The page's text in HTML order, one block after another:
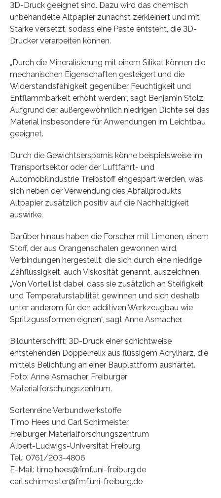
3D-Druck geeignet sind. Dazu wird das chemisch
unbehandelte Altpapier zunächst zerkleinert und mit
Stärke versetzt, sodass eine Paste entsteht, die 3D-
Drucker verarbeiten können.
„Durch die Mineralisierung mit einem Silikat können die
mechanischen Eigenschaften gesteigert und die
Widerstandsfähigkeit gegenüber Feuchtigkeit und
Entflammbarkeit erhöht werden“, sagt Benjamin Stolz.
Aufgrund der außergewöhnlich niedrigen Dichte sei das
Material insbesondere für Anwendungen im Leichtbau
geeignet.
Durch die Gewichtsersparnis könne beispielsweise im
Transportsektor oder der Luftfahrt- und
Automobilindustrie Treibstoff eingespart werden, was
sich neben der Verwendung des Abfallprodukts
Altpapier zusätzlich positiv auf die Nachhaltigkeit
auswirke.
Darüber hinaus haben die Forscher mit Limonen, einem
Stoff, der aus Orangenschalen gewonnen wird,
Verbindungen hergestellt, die sich durch eine niedrige
Zähflüssigkeit, auch Viskosität genannt, auszeichnen.
„Von Vorteil ist dabei, dass sie zusätzlich an Steifigkeit
und Temperaturstabilität gewinnen und sich deshalb
unter anderem für den additiven Werkzeugbau wie
Spritzgussformen eignen“, sagt Anne Asmacher.
Bildunterschrift: 3D-Druck einer schichtweise
entstehenden Doppelhelix aus flüssigem Acrylharz, die
mittels Belichtung an einer Bauplattform aushärtet.
Foto: Anne Asmacher, Freiburger
Materialforschungszentrum.
Sortenreine Verbundwerkstoffe
Timo Hees und Carl Schirmeister
Freiburger Materialforschungszentrum
Albert-Ludwigs-Universität Freiburg
Tel.: 0761/203-4806
E-Mail: timo.hees@fmf.uni-freiburg.de
carl.schirmeister@fmf.uni-freiburg.de